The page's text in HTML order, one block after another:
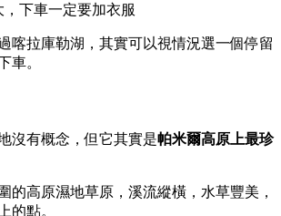
，下車一定要加衣服
喀拉庫勒湖，其實可以視情況選一個停留
車。
沒有概念，但它其實是帕米爾高原上最珍
的高原濕地草原，溪流縱橫，水草豐美，
的點。